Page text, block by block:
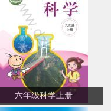
六年级科学上册